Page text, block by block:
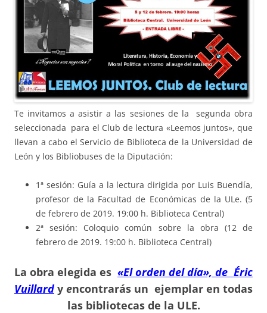
Te invitamos a asistir a las sesiones de la segunda obra
seleccionada para el Club de lectura «Leemos juntos», que
llevan a cabo el Servicio de Biblioteca de la Universidad de
León y los Bibliobuses de la Diputación:
1ª sesión: Guía a la lectura dirigida por Luis Buendía,
profesor de la Facultad de Económicas de la ULe. (5
de febrero de 2019. 19:00 h. Biblioteca Central)
2ª sesión: Coloquio común sobre la obra (12 de
febrero de 2019. 19:00 h. Biblioteca Central)
La obra elegida es «El orden del día», de Éric
Vuillard y encontrarás un ejemplar en todas
las bibliotecas de la ULE.